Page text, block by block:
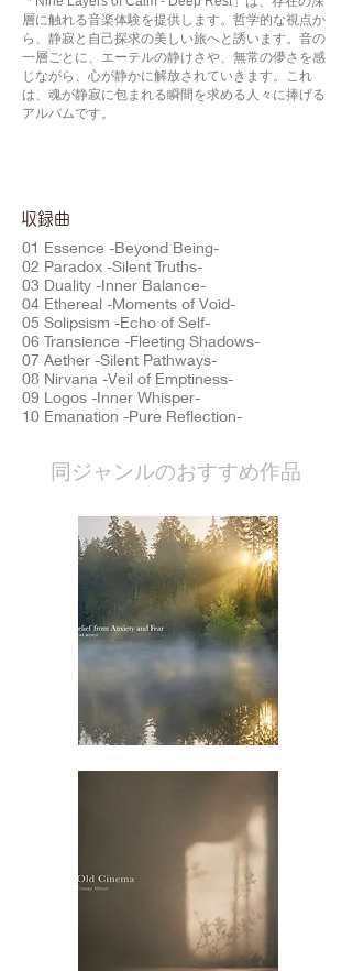
層に触れる音楽体験を提供します。哲学的な視点か
ら、静寂と自己探求の美しい旅へと誘います。音の
一層ごとに、エーテルの静けさや、無常の儚さを感
じながら、心が静かに解放されていきます。これ
は、魂が静寂に包まれる瞬間を求める人々に捧げる
アルバムです。
​収録曲
01 Essence -Beyond Being-
02 Paradox -Silent Truths-
03 Duality -Inner Balance-
04 Ethereal -Moments of Void-
05 Solipsism -Echo of Self-
06 Transience -Fleeting Shadows-
07 Aether -Silent Pathways-
08 Nirvana -Veil of Emptiness-
09 Logos -Inner Whisper-
10 Emanation -Pure Reflection-
​同ジャンルのおすすめ作品